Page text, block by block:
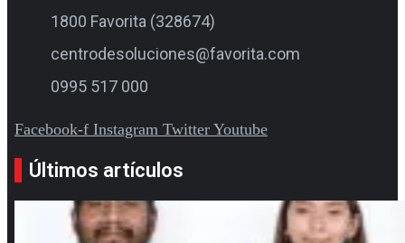
1800 Favorita (328674)
centrodesoluciones@favorita.com
0995 517 000
Facebook-f Instagram Twitter Youtube
Últimos artículos